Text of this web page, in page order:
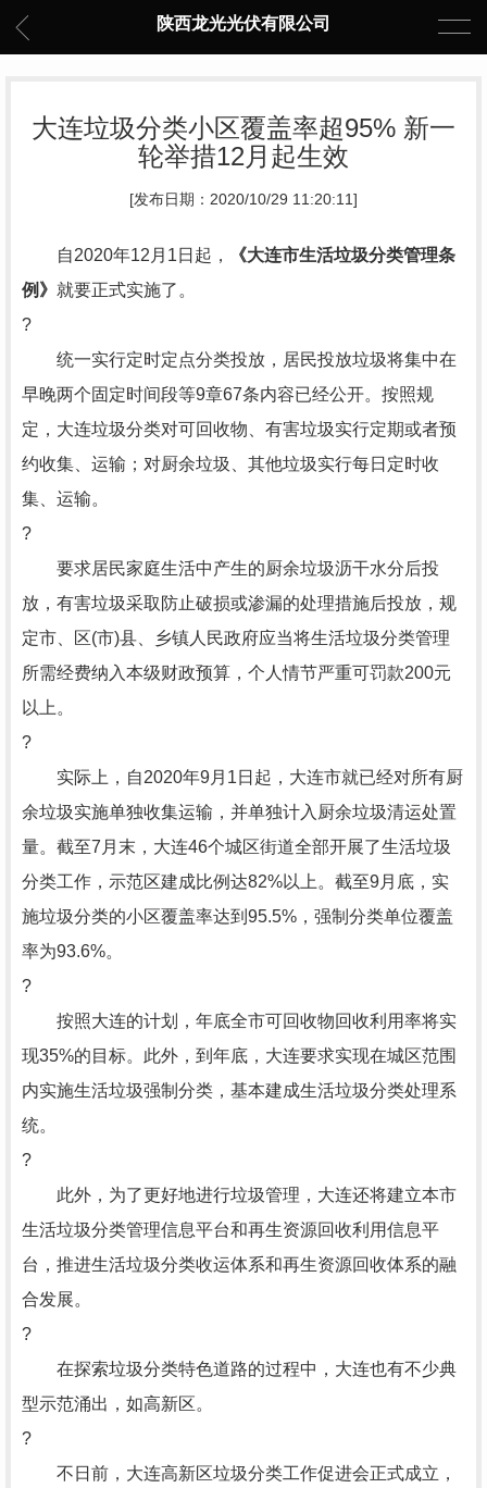
陕西龙光光伏有限公司
大连垃圾分类小区覆盖率超95% 新一
轮举措12月起生效
[发布日期：2020/10/29 11:20:11]
自2020年12月1日起，
《大连市生活垃圾分类管理条
例》 就要正式实施了。
?
统一实行定时定点分类投放，居民投放垃圾将集中在
早晚两个固定时间段等9章67条内容已经公开。按照规
定，大连垃圾分类对可回收物、有害垃圾实行定期或者预
约收集、运输；对厨余垃圾、其他垃圾实行每日定时收
集、运输。
?
要求居民家庭生活中产生的厨余垃圾沥干水分后投
放，有害垃圾采取防止破损或渗漏的处理措施后投放，规
定市、区(市)县、乡镇人民政府应当将生活垃圾分类管理
所需经费纳入本级财政预算，个人情节严重可罚款200元
以上。
?
实际上，自2020年9月1日起，大连市就已经对所有厨
余垃圾实施单独收集运输，并单独计入厨余垃圾清运处置
量。截至7月末，大连46个城区街道全部开展了生活垃圾
分类工作，示范区建成比例达82%以上。截至9月底，实
施垃圾分类的小区覆盖率达到95.5%，强制分类单位覆盖
率为93.6%。
?
按照大连的计划，年底全市可回收物回收利用率将实
现35%的目标。此外，到年底，大连要求实现在城区范围
内实施生活垃圾强制分类，基本建成生活垃圾分类处理系
统。
?
此外，为了更好地进行垃圾管理，大连还将建立本市
生活垃圾分类管理信息平台和再生资源回收利用信息平
台，推进生活垃圾分类收运体系和再生资源回收体系的融
合发展。
?
在探索垃圾分类特色道路的过程中，大连也有不少典
型示范涌出，如高新区。
?
不日前，大连高新区垃圾分类工作促进会正式成立，